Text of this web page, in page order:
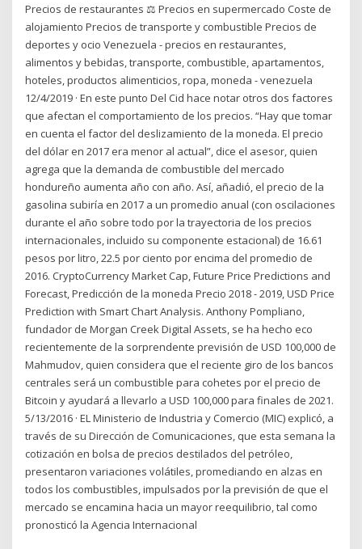
Precios de restaurantes ⚖ Precios en supermercado Coste de
alojamiento Precios de transporte y combustible Precios de
deportes y ocio Venezuela - precios en restaurantes,
alimentos y bebidas, transporte, combustible, apartamentos,
hoteles, productos alimenticios, ropa, moneda - venezuela
12/4/2019 · En este punto Del Cid hace notar otros dos factores
que afectan el comportamiento de los precios. “Hay que tomar
en cuenta el factor del deslizamiento de la moneda. El precio
del dólar en 2017 era menor al actual”, dice el asesor, quien
agrega que la demanda de combustible del mercado
hondureño aumenta año con año. Así, añadió, el precio de la
gasolina subiría en 2017 a un promedio anual (con oscilaciones
durante el año sobre todo por la trayectoria de los precios
internacionales, incluido su componente estacional) de 16.61
pesos por litro, 22.5 por ciento por encima del promedio de
2016. CryptoCurrency Market Cap, Future Price Predictions and
Forecast, Predicción de la moneda Precio 2018 - 2019, USD Price
Prediction with Smart Chart Analysis. Anthony Pompliano,
fundador de Morgan Creek Digital Assets, se ha hecho eco
recientemente de la sorprendente previsión de USD 100,000 de
Mahmudov, quien considera que el reciente giro de los bancos
centrales será un combustible para cohetes por el precio de
Bitcoin y ayudará a llevarlo a USD 100,000 para finales de 2021.
5/13/2016 · EL Ministerio de Industria y Comercio (MIC) explicó, a
través de su Dirección de Comunicaciones, que esta semana la
cotización en bolsa de precios destilados del petróleo,
presentaron variaciones volátiles, promediando en alzas en
todos los combustibles, impulsados por la previsión de que el
mercado se encamina hacia un mayor reequilibrio, tal como
pronosticó la Agencia Internacional